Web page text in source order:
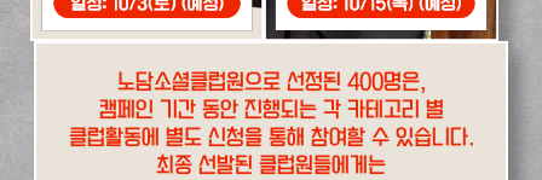
노담소셜클럽원으로 선정된 400명은,
캠페인 기간 동안 진행되는 각 카테고리 별
클럽활동에 별도 신청을 통해 참여할 수 있습니다.
최종 선발된 클럽원들에게는